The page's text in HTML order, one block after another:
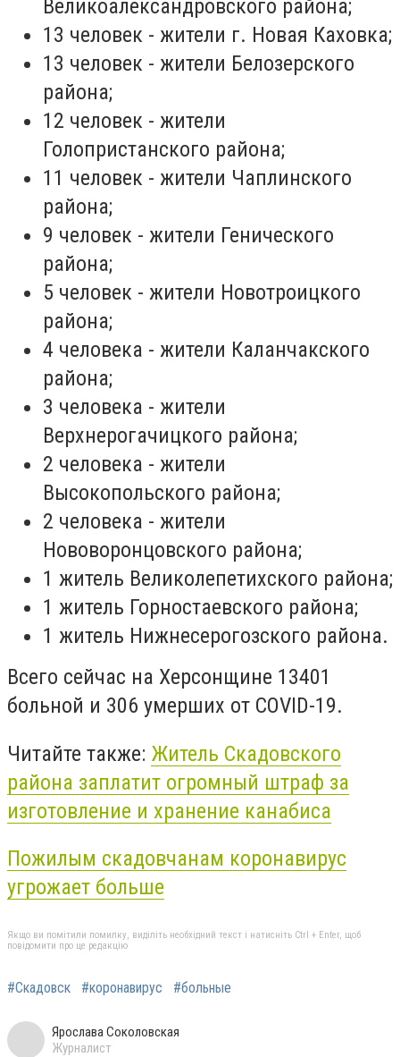
Великоалександровского района;
13 человек - жители г. Новая Каховка;
13 человек - жители Белозерского
района;
12 человек - жители
Голопристанского района;
11 человек - жители Чаплинского
района;
9 человек - жители Генического
района;
5 человек - жители Новотроицкого
района;
4 человека - жители Каланчакского
района;
3 человека - жители
Верхнерогачицкого района;
2 человека - жители
Высокопольского района;
2 человека - жители
Нововоронцовского района;
1 житель Великолепетихского района;
1 житель Горностаевского района;
1 житель Нижнесерогозского района.
Всего сейчас на Херсонщине 13401
больной и 306 умерших от COVID-19.
Читайте также: Житель Скадовского
района заплатит огромный штраф за
изготовление и хранение канабиса
Пожилым скадовчанам коронавирус
угрожает больше
Якщо ви помітили помилку, виділіть необхідний текст і натисніть Ctrl + Enter, щоб
повідомити про це редакцію
#Скадовск #коронавирус #больные
Ярослава Соколовская
Журналист